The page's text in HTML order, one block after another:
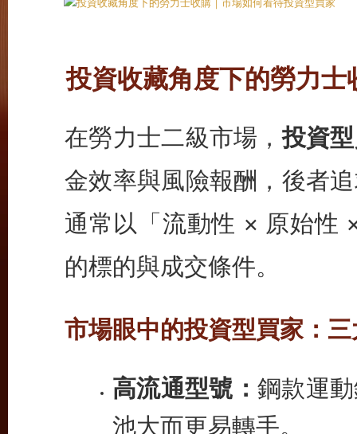
投資收藏角度下的勞力
在勞力士二級市場，投資
金效率與風險報酬，後者
通常以「流動性 × 原始性
的標的與成交條件。
市場眼中的投資型買家：
高流通型號： 鋼款運
池大而更易轉手。